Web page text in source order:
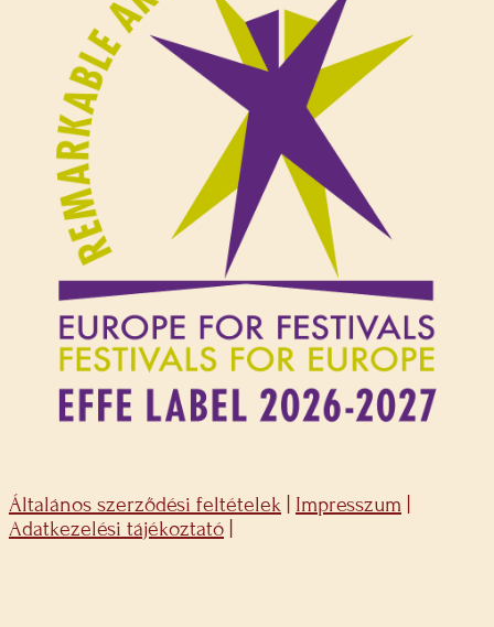
Általános szerződési feltételek Impresszum
Adatkezelési tájékoztató